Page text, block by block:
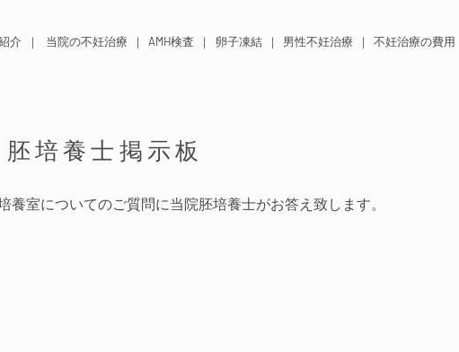
介 当院の不妊治療 AMH検査 卵子凍結 男性不妊治療 不妊治療の費用
胚培養士掲示板
養室についてのご質問に当院胚培養士がお答え致します。